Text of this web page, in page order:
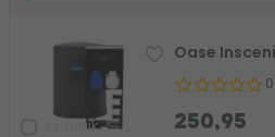
Vergelijk
Oase
250,95